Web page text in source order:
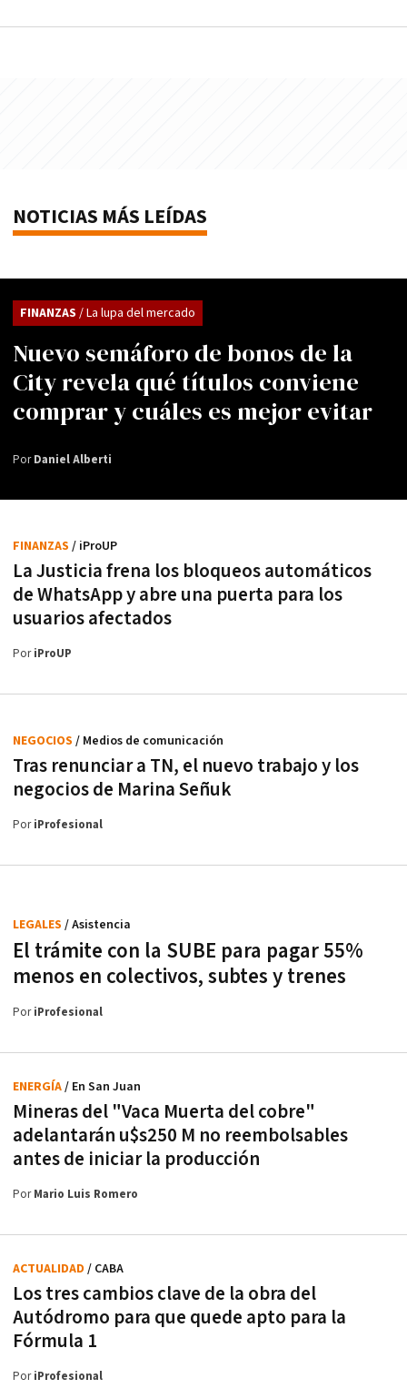
NOTICIAS MÁS LEÍDAS
Nuevo semáforo de bonos de la
City revela qué títulos conviene
comprar y cuáles es mejor evitar
FINANZAS / La lupa del mercado
PorDaniel Alberti
La Justicia frena los bloqueos automáticos
de WhatsApp y abre una puerta para los
usuarios afectados
FINANZAS / iProUP
PoriProUP
Tras renunciar a TN, el nuevo trabajo y los
negocios de Marina Señuk
NEGOCIOS / Medios de comunicación
PoriProfesional
El trámite con la SUBE para pagar 55%
menos en colectivos, subtes y trenes
LEGALES / Asistencia
PoriProfesional
Mineras del "Vaca Muerta del cobre"
adelantarán u$s250 M no reembolsables
antes de iniciar la producción
ENERGÍA/ En San Juan
PorMario Luis Romero
Los tres cambios clave de la obra del
Autódromo para que quede apto para la
Fórmula 1
ACTUALIDAD / CABA
PoriProfesional